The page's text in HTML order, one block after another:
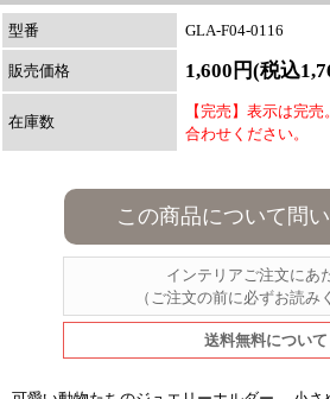
型番 GLA-F04-0116
販売価格 1,600円(税込
在庫数
【完売】表示は完
合わせください。
この商品について問
インテリアご注文にあ
（ご注文の前に必ずお読み
送料無料について